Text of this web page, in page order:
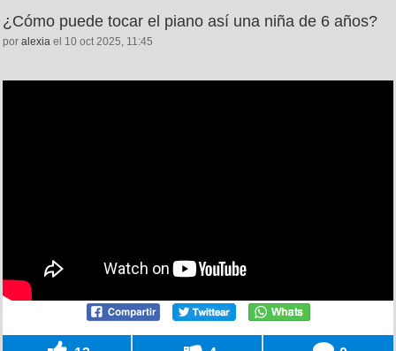
¿Cómo puede tocar el piano así una niña de 6 años?
por alexia el 10 oct 2025, 11:45